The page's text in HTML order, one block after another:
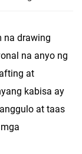
na drawing
na anyo ng
at
kabisa ay
at taas